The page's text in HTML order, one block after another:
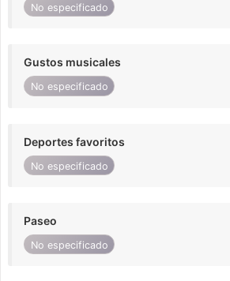
No especificado
Gustos musicales
No especificado
Deportes favoritos
No especificado
Paseo
No especificado